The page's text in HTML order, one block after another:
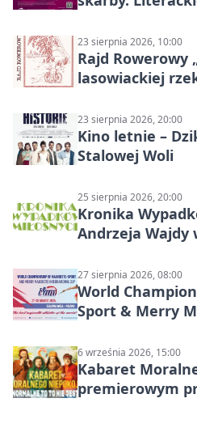
23 sierpnia 2026, 10:00
Rajd Rowerowy
lasowiackiej
23 sierpnia 2026, 20:00
Kino letnie –
Stalowej Woli
25 sierpnia 2026, 20:00
Kronika
Andrzeja Wajdy
27 sierpnia 2026, 08:00
World
Sport & Merry
Woli
6 września 2026, 15:00
Kabaret
premierowym